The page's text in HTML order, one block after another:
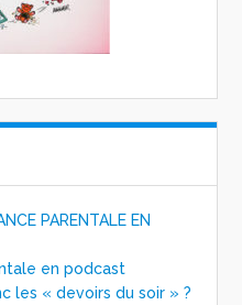
PARENTALE EN
en podcast
les « devoirs du soir » ?